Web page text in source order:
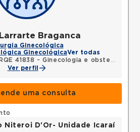
Braganca
Ginecológica
GinecológicaVer todas
RQE 41838 - Ginecologia e obstetrícia
Ver perfil
uma consulta
Niteroi D'Or- Unidade Icaraí